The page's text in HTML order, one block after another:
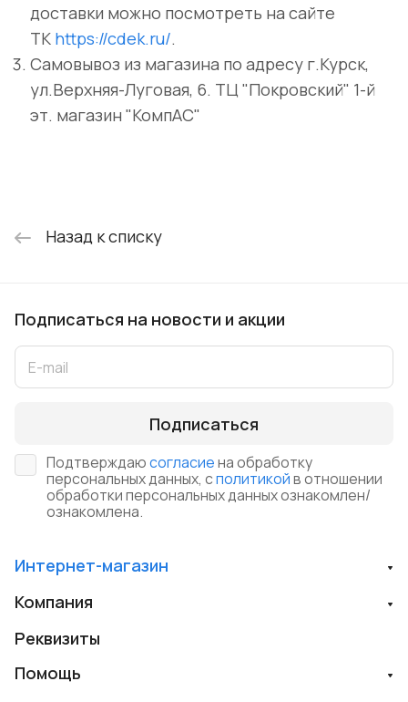
доставки можно посмотреть на сайте
ТК https://cdek.ru/.
Самовывоз из магазина по адресу г.Курск,
ул.Верхняя-Луговая, 6. ТЦ "Покровский" 1-й
эт. магазин "КомпАС"
Назад к списку
Подписаться на новости и акции
Подписаться
Подтверждаюсогласиена обработку
персональных данных, сполитикойв отношении
обработки персональных данных ознакомлен/
ознакомлена.
Интернет-магазин
Компания
Реквизиты
Помощь